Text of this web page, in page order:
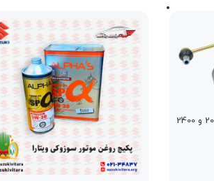
پکیج جلوبندی سوزوکی ویتارا 2000 و 2400